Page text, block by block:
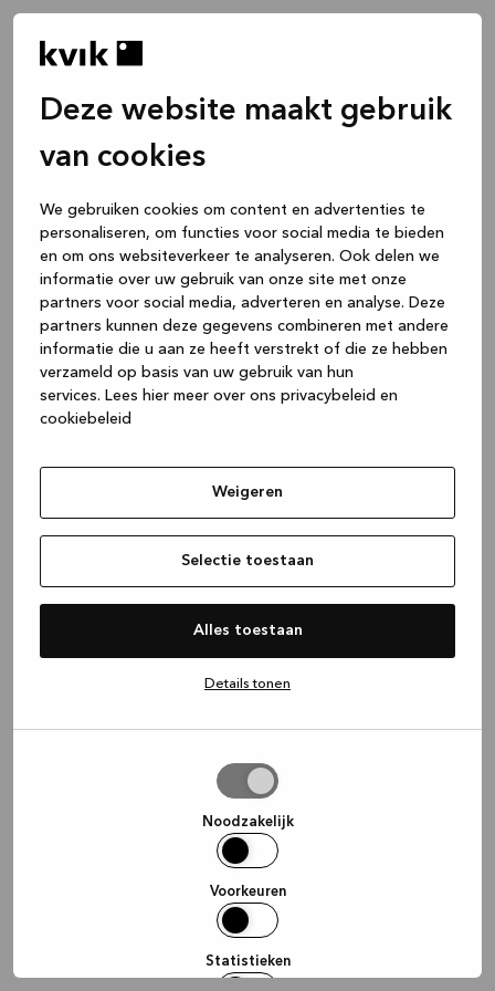
Deze website maakt gebruik
van cookies
We gebruiken cookies om content en advertenties te
personaliseren, om functies voor social media te bieden
en om ons websiteverkeer te analyseren. Ook delen we
informatie over uw gebruik van onze site met onze
partners voor social media, adverteren en analyse. Deze
partners kunnen deze gegevens combineren met andere
informatie die u aan ze heeft verstrekt of die ze hebben
verzameld op basis van uw gebruik van hun
services. Lees hier meer over ons privacybeleid en
cookiebeleid
Weigeren
Selectie toestaan
Alles toestaan
Details tonen
Noodzakelijk
Voorkeuren
Statistieken
(see the browser console for more
information).